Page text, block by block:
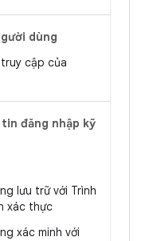
dùng
cập của
đăng nhập kỹ
lưu trữ với Trình
xác thực
xác minh với